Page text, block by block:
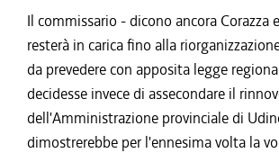
Il commissario - dicono ancora Corazza
resterà in carica fino alla
da prevedere con apposita legge
decidesse invece di assecondare il
dell'Amministrazione provinciale di
dimostrerebbe per l'ennesima volta la